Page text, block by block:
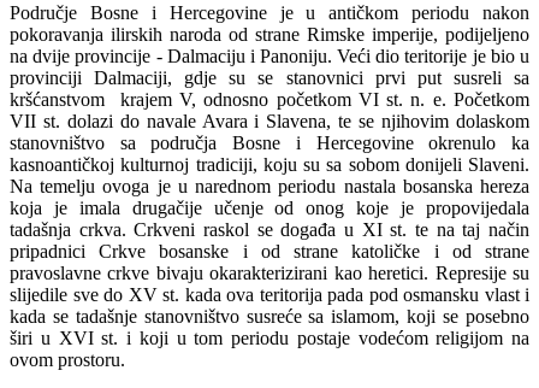
Područje Bosne i Hercegovine je u antičkom periodu nakon
pokoravanja ilirskih naroda od strane Rimske imperije, podijeljeno
na dvije provincije - Dalmaciju i Panoniju. Veći dio teritorije je bio u
provinciji Dalmaciji, gdje su se stanovnici prvi put susreli sa
kršćanstvom krajem V, odnosno početkom VI st. n. e. Početkom
VII st. dolazi do navale Avara i Slavena, te se njihovim dolaskom
stanovništvo sa područja Bosne i Hercegovine okrenulo ka
kasnoantičkoj kulturnoj tradiciji, koju su sa sobom donijeli Slaveni.
Na temelju ovoga je u narednom periodu nastala bosanska hereza
koja je imala drugačije učenje od onog koje je propovijedala
tadašnja crkva. Crkveni raskol se događa u XI st. te na taj način
pripadnici Crkve bosanske i od strane katoličke i od strane
pravoslavne crkve bivaju okarakterizirani kao heretici. Represije su
slijedile sve do XV st. kada ova teritorija pada pod osmansku vlast i
kada se tadašnje stanovništvo susreće sa islamom, koji se posebno
širi u XVI st. i koji u tom periodu postaje vodećom religijom na
ovom prostoru.